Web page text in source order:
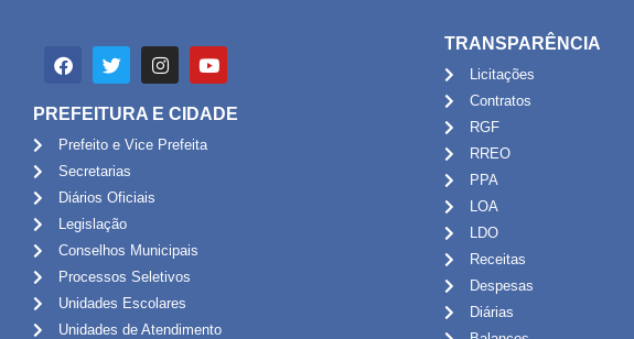
PREFEITURA E CIDADE
Prefeito e Vice Prefeita
Secretarias
Diários Oficiais
Legislação
Conselhos Municipais
Processos Seletivos
Unidades Escolares
Unidades de Atendimento
TRANSPARÊNCIA
Licitações
Contratos
RGF
RREO
PPA
LOA
LDO
Receitas
Despesas
Diárias